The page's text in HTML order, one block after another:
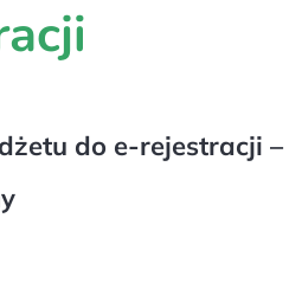
do e-rejestracji